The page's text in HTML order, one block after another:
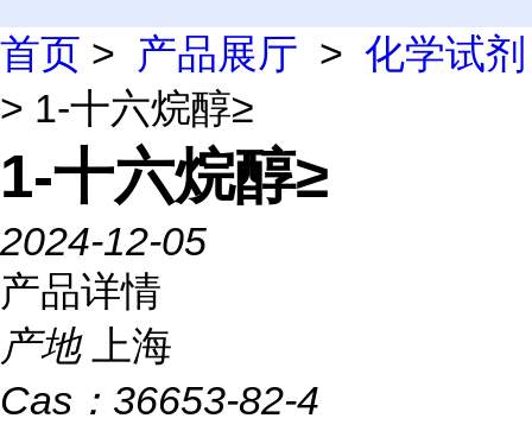
首页 > 产品展厅 > 化学试剂
> 1-十六烷醇≥
1-十六烷醇≥
2024-12-05
产品详情
产地
上海
Cas： 36653-82-4